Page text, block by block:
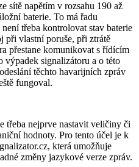
sítě napětím v rozsahu 190 až
baterie. To má řadu
třeba kontrolovat stav baterie
při vlastní poruše, při ztrátě
přestane komunikovat s řídícím
výpadek signalizátoru a o této
těchto havarijních zpráv
fungoval.
třeba nejprve nastavit veličiny či
hodnoty. Pro tento účel je k
která umožňuje
změny jazykové verze zpráv.